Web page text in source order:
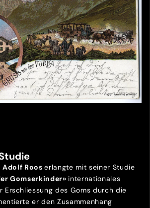
Adolf Rooserlangte mit seiner Studie
Gomserkinder» internationales
Erschliessung des Goms durch die
er den Zusammenhang